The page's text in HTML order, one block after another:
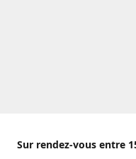
Sur rendez-vous entre